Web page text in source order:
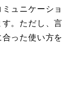
ュニケーショ
。ただし、言
った使い方を